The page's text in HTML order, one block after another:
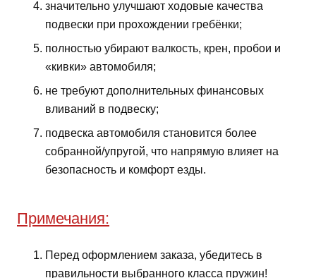
значительно улучшают ходовые качества
подвески при прохождении гребёнки;
полностью убирают валкость, крен, пробои и
«кивки» автомобиля;
не требуют дополнительных финансовых
вливаний в подвеску;
подвеска автомобиля становится более
собранной/упругой, что напрямую влияет на
безопасность и комфорт езды.
Примечания:
Перед оформлением заказа, убедитесь в
правильности выбранного класса пружин!